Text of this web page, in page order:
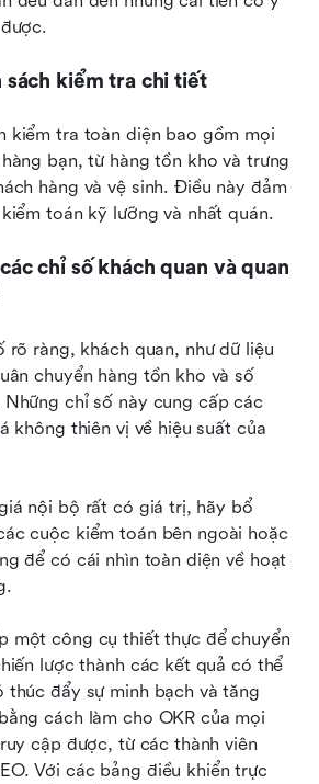
sách kiểm tra chi tiết
kiểm tra toàn diện bao gồm mọi
bạn, từ hàng tồn kho và trưng
hàng và vệ sinh. Điều này đảm
toán kỹ lưỡng và nhất quán.
chỉ số khách quan và quan
rõ ràng, khách quan, như dữ liệu
chuyển hàng tồn kho và số
chỉ số này cung cấp các
không thiên vị về hiệu suất của
nội bộ rất có giá trị, hãy bổ
cuộc kiểm toán bên ngoài hoặc
để có cái nhìn toàn diện về hoạt
một công cụ thiết thực để chuyển
lược thành các kết quả có thể
đẩy sự minh bạch và tăng
cách làm cho OKR của mọi
cập được, từ các thành viên
Với các bảng điều khiển trực